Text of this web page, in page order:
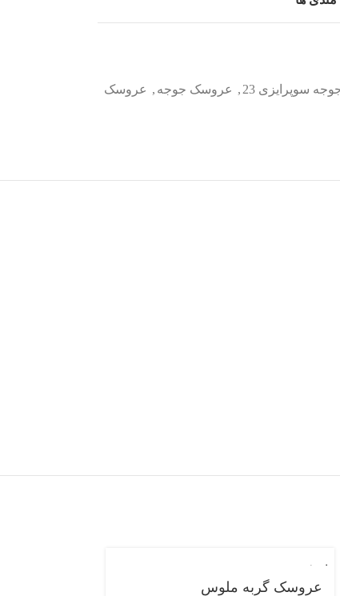
سوپرایزی 23 , عروسک جوجه , عروسک
فروخته
عروسک گربه ملوس